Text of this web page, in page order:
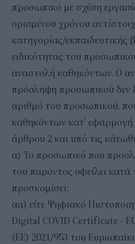
προσωπικό με σχέση
ορισμένου χρόνου
κατηγορίας/εκπαιδευτικής
ειδικότητας του
αναστολή καθηκόντων. Ο
πρόσληψη προσωπικού δεν
αριθμό του προσωπικού,
καθηκόντων κατ’
άρθρου 2 και υπό τις
α) Το προσωπικό που
του παρόντος οφείλει
προσκομίσει:
αα) είτε Ψηφιακό
Digital COVID Certificate -
(ΕΕ) 2021/953 του